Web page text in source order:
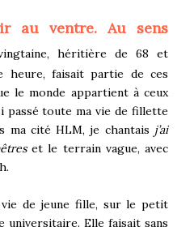
au ventre. Au sens
héritière de 68 et
heure, faisait partie de ces
le monde appartient à ceux
passé toute ma vie de fillette
ma cité HLM, je chantais j’ai
et le terrain vague, avec
vie de jeune fille, sur le petit
universitaire. Elle faisait sans